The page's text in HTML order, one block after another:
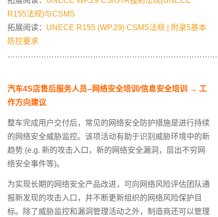
R155法规)与CSMS
拓展阅读： UNECE R155 (WP.29) CSMS法规 | 附录5基本
防控要求
汽车4S店售后服务人员--网络安全培训 /信息安全培训 → 工
作方向建议
整车完成用户交付后，常见的网络安全防护措施是进行持续
的网络安全威胁监控。该项活动有助于识别威胁环境中的新
趋势 (e.g. 新的攻击入口，新的网络安全漏洞，层出不穷网
络安全事件等)。
为实现长期的网络安全产品改进，可向网络风险评估团队通
报新发现的攻击入口，并不断更新组织的网络风险保护目
标。除了威胁监控和漏洞管理活动之外，制造商还可以管理